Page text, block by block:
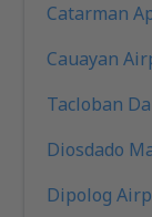
Catarman
Cauayan
Tacloban
Diosdado
Dipolog